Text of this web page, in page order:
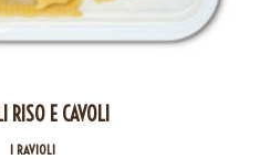
RISO E CAVOLI
I RAVIOLI